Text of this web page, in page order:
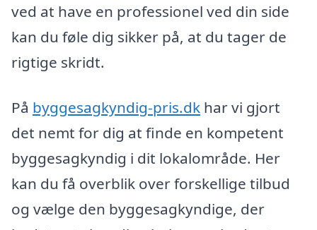
ved at have en professionel ved din side
kan du føle dig sikker på, at du tager de
rigtige skridt.
På byggesagkyndig-pris.dk har vi gjort
det nemt for dig at finde en kompetent
byggesagkyndig i dit lokalområde. Her
kan du få overblik over forskellige tilbud
og vælge den byggesagkyndige, der